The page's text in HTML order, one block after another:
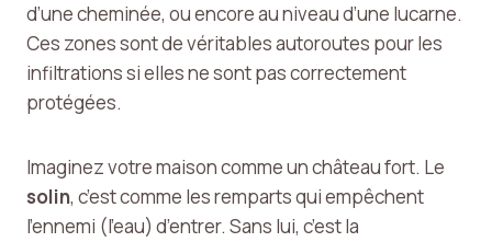
d’une cheminée, ou encore au niveau d’une lucarne.
Ces zones sont de véritables autoroutes pour les
infiltrations si elles ne sont pas correctement
protégées.
Imaginez votre maison comme un château fort. Le
solin, c’est comme les remparts qui empêchent
l’ennemi (l’eau) d’entrer. Sans lui, c’est la